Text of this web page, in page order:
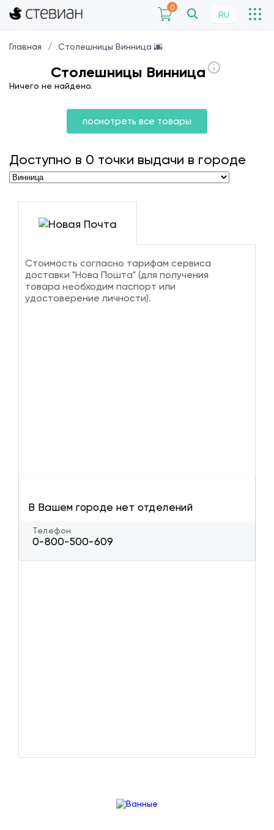
0
RU
Главная Столешницы Винница 🌆
Столешницы Винница
Ничего не найдено.
посмотреть все товары
Доступно в 0 точки выдачи в городе
Стоимость согласно тарифам сервиса
доставки "Нова Пошта" (для получения
товара необходим паспорт или
удостоверение личности).
В Вашем городе нет отделений
Телефон
0-800-500-609